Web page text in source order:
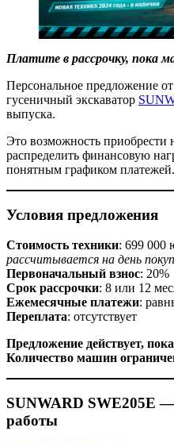
Платите в рассрочку, пока
Персональное предложение
гусеничный экскаватор
выпуска.
Это возможность приобрести
распределить финансовую
понятным графиком платежей.
Условия предложения
Стоимость техники: 699 000
рассчитывается на день
Первоначальный взнос: 20%
Срок рассрочки: 8 или 12
Ежемесячные платежи:
Переплата: отсутствует
Предложение действует,
Количество машин
SUNWARD SWE205E
работы